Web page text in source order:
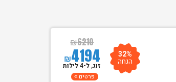
₪6210
₪4194 32%
הנחה זוג, ל-4 לילות
פרטים